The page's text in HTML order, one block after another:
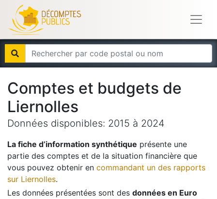
Comptes et budgets de
Liernolles
Données disponibles: 2015 à 2024
La fiche d’information synthétique présente une
partie des comptes et de la situation financière que
vous pouvez obtenir en commandant un des rapports
sur Liernolles.
Les données présentées sont des données en Euro